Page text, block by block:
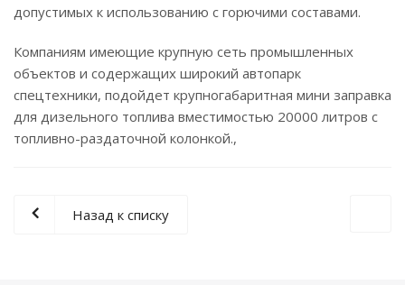
допустимых к использованию с горючими составами.
Компаниям имеющие крупную сеть промышленных
объектов и содержащих широкий автопарк
спецтехники, подойдет крупногабаритная мини заправка
для дизельного топлива вместимостью 20000 литров с
топливно-раздаточной колонкой.,
Назад к списку